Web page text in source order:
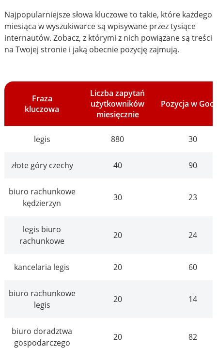
Najpopularniejsze słowa kluczowe to takie, które każdego
miesiąca w wyszukiwarce są wpisywane przez tysiące
internautów. Zobacz, z którymi z nich powiązane są treści
na Twojej stronie i jaką obecnie pozycję zajmują.
Fraza
kluczowa
Liczba zapytań
użytkowników
miesięcznie
Pozycja w
legis 880 30
złote góry czechy 40 90
biuro rachunkowe
kędzierzyn
30 23
legis biuro
rachunkowe
20 24
kancelaria legis 20 60
biuro rachunkowe
legis
20 14
biuro doradztwa
gospodarczego
20 82